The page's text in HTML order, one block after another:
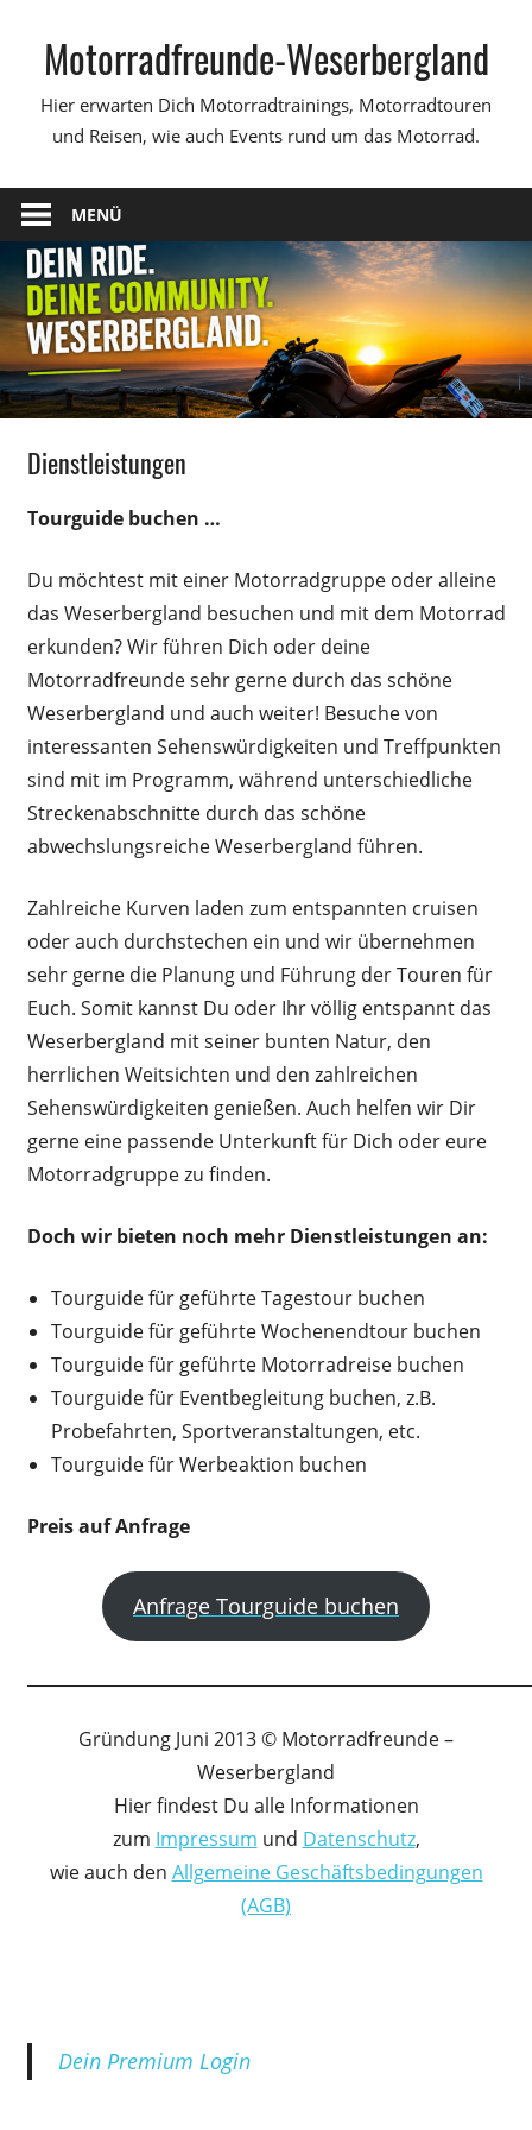
springenMotorradfreunde-Weserbergland
Hier erwarten Dich Motorradtrainings, Motorradtouren
und Reisen, wie auch Events rund um das Motorrad.
MENÜ
Dienstleistungen
Tourguide buchen …
Du möchtest mit einer Motorradgruppe oder alleine
das Weserbergland besuchen und mit dem Motorrad
erkunden? Wir führen Dich oder deine
Motorradfreunde sehr gerne durch das schöne
Weserbergland und auch weiter! Besuche von
interessanten Sehenswürdigkeiten und Treffpunkten
sind mit im Programm, während unterschiedliche
Streckenabschnitte durch das schöne
abwechslungsreiche Weserbergland führen.
Zahlreiche Kurven laden zum entspannten cruisen
oder auch durchstechen ein und wir übernehmen
sehr gerne die Planung und Führung der Touren für
Euch. Somit kannst Du oder Ihr völlig entspannt das
Weserbergland mit seiner bunten Natur, den
herrlichen Weitsichten und den zahlreichen
Sehenswürdigkeiten genießen. Auch helfen wir Dir
gerne eine passende Unterkunft für Dich oder eure
Motorradgruppe zu finden.
Doch wir bieten noch mehr Dienstleistungen an:
Tourguide für geführte Tagestour buchen
Tourguide für geführte Wochenendtour buchen
Tourguide für geführte Motorradreise buchen
Tourguide für Eventbegleitung buchen, z.B.
Probefahrten, Sportveranstaltungen, etc.
Tourguide für Werbeaktion buchen
Preis auf Anfrage
Anfrage Tourguide buchen
Gründung Juni 2013 © Motorradfreunde –
Weserbergland
Hier findest Du alle Informationen
zum Impressum und Datenschutz,
wie auch den Allgemeine Geschäftsbedingungen
(AGB)
Dein Premium Login